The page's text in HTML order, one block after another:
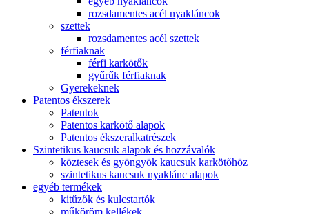
rozsdamentes acél nyakláncok
szettek
rozsdamentes acél szettek
férfiaknak
férfi karkötők
gyűrűk férfiaknak
Gyerekeknek
Patentos ékszerek
Patentok
Patentos karkötő alapok
Patentos ékszeralkatrészek
Szintetikus kaucsuk alapok és hozzávalók
köztesek és gyöngyök kaucsuk karkötőhöz
szintetikus kaucsuk nyaklánc alapok
egyéb termékek
kitűzők és kulcstartók